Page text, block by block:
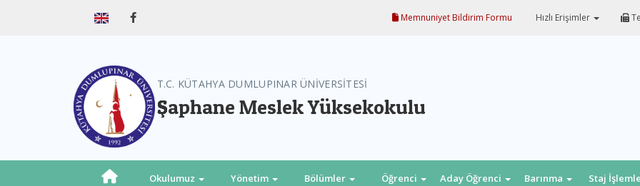
Memnuniyet Bildirim Formu Hızlı Erişimler
T.C. KÜTAHYA DUMLUPINAR ÜNİVERSİTESİ
Şaphane Meslek Yüksekokulu
Okulumuz Yönetim Bölümler Öğrenci Aday Öğrenci Barınma Staj